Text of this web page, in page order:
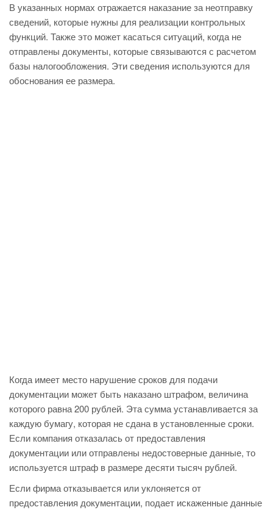
В указанных нормах отражается наказание за неотправку
сведений, которые нужны для реализации контрольных
функций. Также это может касаться ситуаций, когда не
отправлены документы, которые связываются с расчетом
базы налогообложения. Эти сведения используются для
обоснования ее размера.
Когда имеет место нарушение сроков для подачи
документации может быть наказано штрафом, величина
которого равна 200 рублей. Эта сумма устанавливается за
каждую бумагу, которая не сдана в установленные сроки.
Если компания отказалась от предоставления
документации или отправлены недостоверные данные, то
используется штраф в размере десяти тысяч рублей.
Если фирма отказывается или уклоняется от
предоставления документации, подает искаженные данные